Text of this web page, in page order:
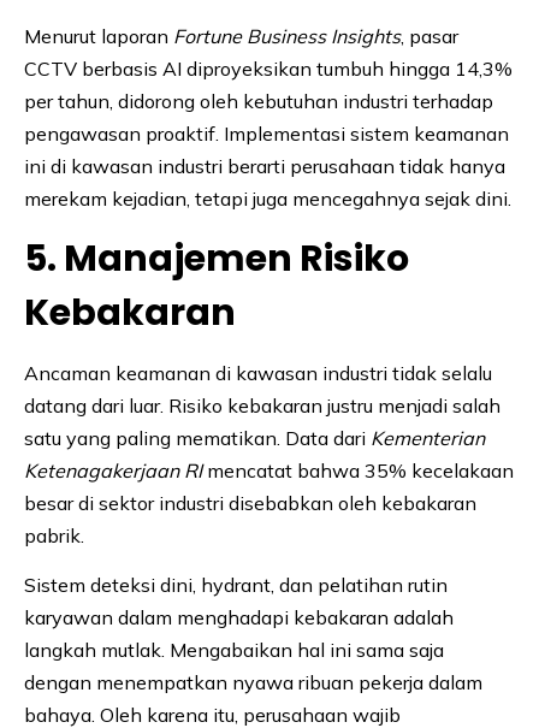
Menurut laporan Fortune Business Insights, pasar
CCTV berbasis AI diproyeksikan tumbuh hingga 14,3%
per tahun, didorong oleh kebutuhan industri terhadap
pengawasan proaktif. Implementasi sistem keamanan
ini di kawasan industri berarti perusahaan tidak hanya
merekam kejadian, tetapi juga mencegahnya sejak dini.
5. Manajemen Risiko
Kebakaran
Ancaman keamanan di kawasan industri tidak selalu
datang dari luar. Risiko kebakaran justru menjadi salah
satu yang paling mematikan. Data dari Kementerian
Ketenagakerjaan RImencatat bahwa 35% kecelakaan
besar di sektor industri disebabkan oleh kebakaran
pabrik.
Sistem deteksi dini, hydrant, dan pelatihan rutin
karyawan dalam menghadapi kebakaran adalah
langkah mutlak. Mengabaikan hal ini sama saja
dengan menempatkan nyawa ribuan pekerja dalam
bahaya. Oleh karena itu, perusahaan wajib